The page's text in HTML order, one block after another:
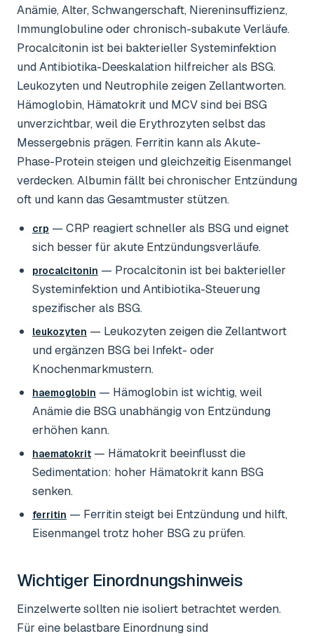
Anämie, Alter, Schwangerschaft, Niereninsuffizienz,
Immunglobuline oder chronisch-subakute Verläufe.
Procalcitonin ist bei bakterieller Systeminfektion
und Antibiotika-Deeskalation hilfreicher als BSG.
Leukozyten und Neutrophile zeigen Zellantworten.
Hämoglobin, Hämatokrit und MCV sind bei BSG
unverzichtbar, weil die Erythrozyten selbst das
Messergebnis prägen. Ferritin kann als Akute-
Phase-Protein steigen und gleichzeitig Eisenmangel
verdecken. Albumin fällt bei chronischer Entzündung
oft und kann das Gesamtmuster stützen.
crp — CRP reagiert schneller als BSG und eignet
sich besser für akute Entzündungsverläufe.
procalcitonin — Procalcitonin ist bei bakterieller
Systeminfektion und Antibiotika-Steuerung
spezifischer als BSG.
leukozyten — Leukozyten zeigen die Zellantwort
und ergänzen BSG bei Infekt- oder
Knochenmarkmustern.
haemoglobin — Hämoglobin ist wichtig, weil
Anämie die BSG unabhängig von Entzündung
erhöhen kann.
haematokrit — Hämatokrit beeinflusst die
Sedimentation: hoher Hämatokrit kann BSG
senken.
ferritin — Ferritin steigt bei Entzündung und hilft,
Eisenmangel trotz hoher BSG zu prüfen.
Wichtiger Einordnungshinweis
Einzelwerte sollten nie isoliert betrachtet werden.
Für eine belastbare Einordnung sind